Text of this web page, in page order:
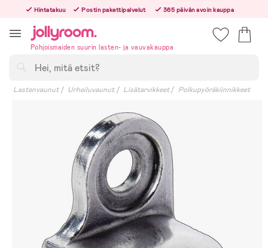
Hoppa
innehållet
Hintatakuu Postin pakettipalvelut
365 päivän avoin kauppa
Tilaa arkisin ennen klo 13.00 – lähetämme tilauksen jo samana päivänä!
Pohjoismaiden suurin lasten- ja vauvakauppa
Lastenvaunut Urheiluvaunut Lisätarvikkeet Polkupyöräkiinnikkeet